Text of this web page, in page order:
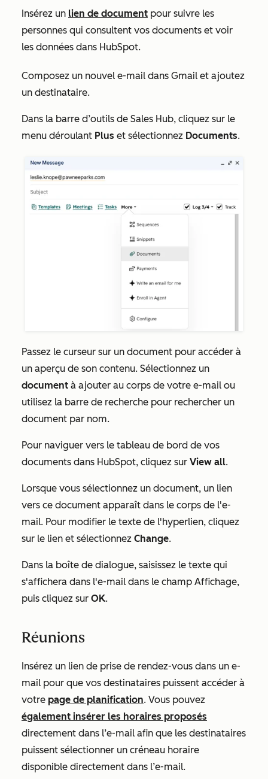
Insérez un lien de document pour suivre les
personnes qui consultent vos documents et voir
les données dans HubSpot.
Composez un nouvel e-mail dans Gmail et ajoutez
un destinataire.
Dans la barre d’outils de Sales Hub, cliquez sur le
menu déroulant Plus et sélectionnez Documents.
Passez le curseur sur un document pour accéder à
un aperçu de son contenu. Sélectionnez un
document à ajouter au corps de votre e-mail ou
utilisez la barre de recherche pour rechercher un
document par nom.
Pour naviguer vers le tableau de bord de vos
documents dans HubSpot, cliquez sur View all.
Lorsque vous sélectionnez un document, un lien
vers ce document apparaît dans le corps de l'e-
mail. Pour modifier le texte de l'hyperlien, cliquez
sur le lien et sélectionnez Change.
Dans la boîte de dialogue, saisissez le texte qui
s'affichera dans l'e-mail dans le champ Affichage,
puis cliquez sur OK.
Réunions
Insérez un lien de prise de rendez-vous dans un e-
mail pour que vos destinataires puissent accéder à
votre page de planification. Vous pouvez
également insérer les horaires proposés
directement dans l’e-mail afin que les destinataires
puissent sélectionner un créneau horaire
disponible directement dans l’e-mail.